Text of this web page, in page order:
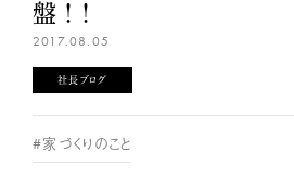
盤！！
2017.08.05
社長ブログ
#家づくりのこと